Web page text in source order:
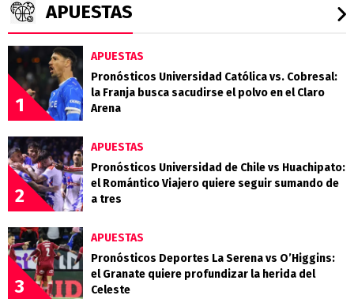
APUESTAS
1
APUESTAS
Pronósticos Universidad Católica vs. Cobresal:
la Franja busca sacudirse el polvo en el Claro
Arena
2
APUESTAS
Pronósticos Universidad de Chile vs Huachipato:
el Romántico Viajero quiere seguir sumando de
a tres
3
APUESTAS
Pronósticos Deportes La Serena vs O’Higgins:
el Granate quiere profundizar la herida del
Celeste